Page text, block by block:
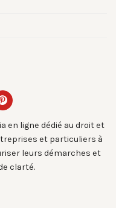
en ligne dédié au droit et
et particuliers à
leurs démarches et
clarté.